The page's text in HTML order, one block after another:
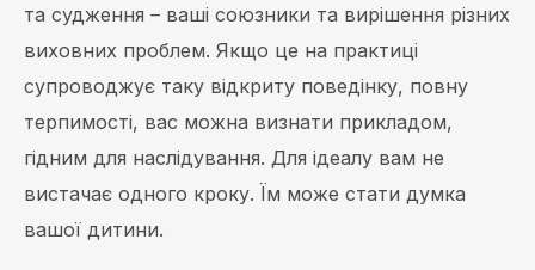
та судження – ваші союзники та вирішення різних
виховних проблем. Якщо це на практиці
супроводжує таку відкриту поведінку, повну
терпимості, вас можна визнати прикладом,
гідним для наслідування. Для ідеалу вам не
вистачає одного кроку. Їм може стати думка
вашої дитини.